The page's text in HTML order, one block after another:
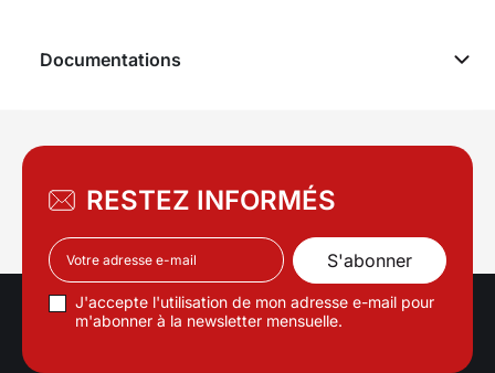
Documentations
RESTEZ INFORMÉS
J'accepte l'utilisation de mon adresse e-mail pour
m'abonner à la newsletter mensuelle.